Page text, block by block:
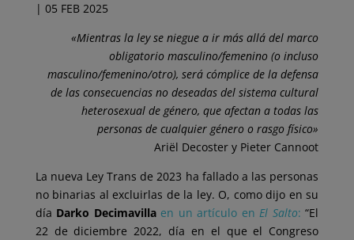
| 05 FEB 2025
«Mientras la ley se niegue a ir más allá del marco
obligatorio masculino/femenino (o incluso
masculino/femenino/otro), será cómplice de la defensa
de las consecuencias no deseadas del sistema cultural
heterosexual de género, que afectan a todas las
personas de cualquier género o rasgo físico»
Ariël Decoster y Pieter Cannoot
La nueva Ley Trans de 2023 ha fallado a las personas
no binarias al excluirlas de la ley. O, como dijo en su
día Darko Decimavilla en un artículo enEl Salto: “El
22 de diciembre 2022, día en el que el Congreso